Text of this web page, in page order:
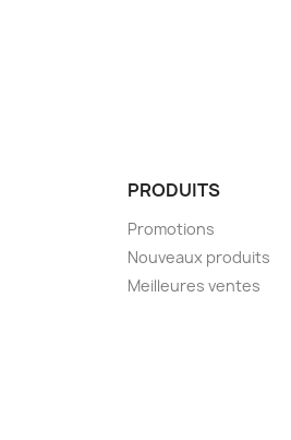
PRODUITS
Promotions
Nouveaux produits
Meilleures ventes